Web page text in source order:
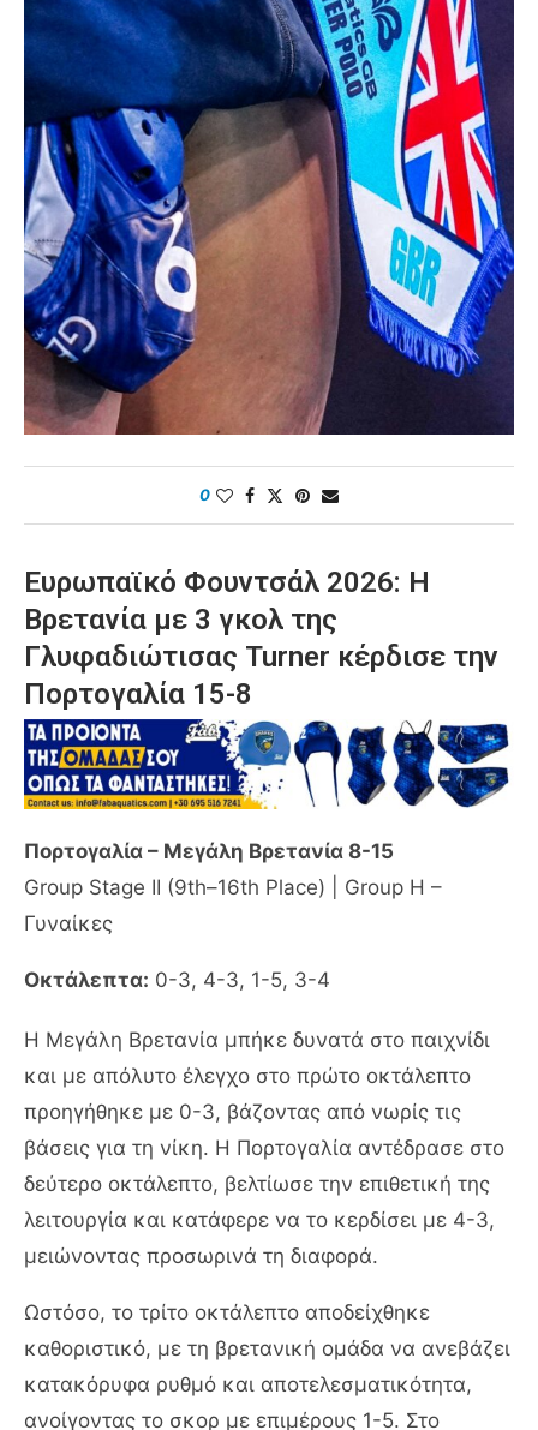
0
Ευρωπαϊκό Φουντσάλ 2026: Η
Βρετανία με 3 γκολ της
Γλυφαδιώτισας Turner κέρδισε την
Πορτογαλία 15-8
Πορτογαλία – Μεγάλη Βρετανία 8-15
Group Stage II (9th–16th Place) | Group H –
Γυναίκες
Οκτάλεπτα: 0-3, 4-3, 1-5, 3-4
Η Μεγάλη Βρετανία μπήκε δυνατά στο παιχνίδι
και με απόλυτο έλεγχο στο πρώτο οκτάλεπτο
προηγήθηκε με 0-3, βάζοντας από νωρίς τις
βάσεις για τη νίκη. Η Πορτογαλία αντέδρασε στο
δεύτερο οκτάλεπτο, βελτίωσε την επιθετική της
λειτουργία και κατάφερε να το κερδίσει με 4-3,
μειώνοντας προσωρινά τη διαφορά.
Ωστόσο, το τρίτο οκτάλεπτο αποδείχθηκε
καθοριστικό, με τη βρετανική ομάδα να ανεβάζει
κατακόρυφα ρυθμό και αποτελεσματικότητα,
ανοίγοντας το σκορ με επιμέρους 1-5. Στο